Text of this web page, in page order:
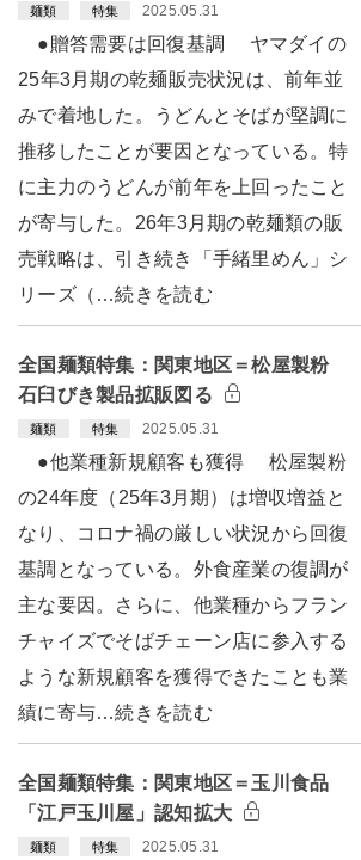
麺類 特集 2025.05.31
●贈答需要は回復基調 ヤマダイの
25年3月期の乾麺販売状況は、前年並
みで着地した。うどんとそばが堅調に
推移したことが要因となっている。特
に主力のうどんが前年を上回ったこと
が寄与した。26年3月期の乾麺類の販
売戦略は、引き続き「手緒里めん」シ
リーズ（…続きを読む
全国麺類特集：関東地区＝松屋製粉
石臼びき製品拡販図る
麺類 特集 2025.05.31
●他業種新規顧客も獲得 松屋製粉
の24年度（25年3月期）は増収増益と
なり、コロナ禍の厳しい状況から回復
基調となっている。外食産業の復調が
主な要因。さらに、他業種からフラン
チャイズでそばチェーン店に参入する
ような新規顧客を獲得できたことも業
績に寄与…続きを読む
全国麺類特集：関東地区＝玉川食品
「江戸玉川屋」認知拡大
麺類 特集 2025.05.31